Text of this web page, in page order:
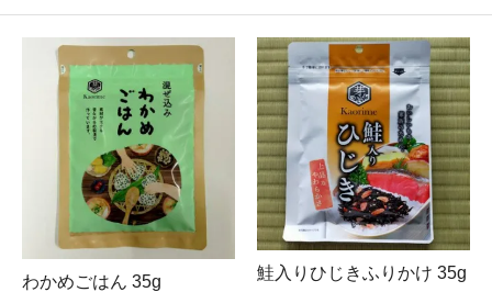
わかめごはん 35g
鮭入りひじきふりかけ 35g